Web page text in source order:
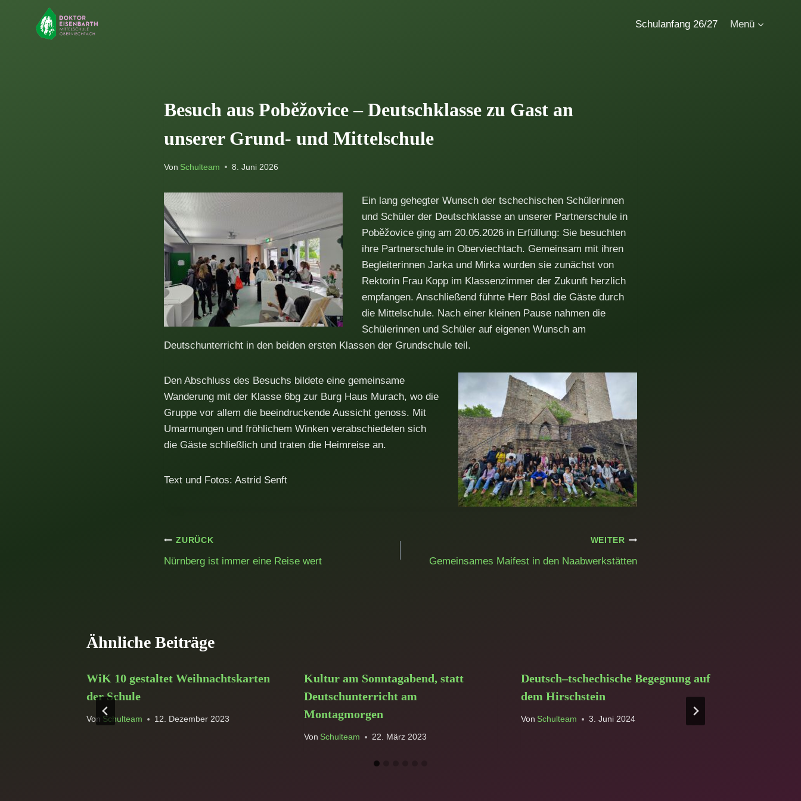
Schulanfang 26/27 Menü
Besuch aus Poběžovice – Deutschklasse zu Gast an
unserer Grund- und Mittelschule
Von Schulteam 8. Juni 2026
Ein lang gehegter Wunsch der tschechischen Schülerinnen
und Schüler der Deutschklasse an unserer Partnerschule in
Poběžovice ging am 20.05.2026 in Erfüllung: Sie besuchten
ihre Partnerschule in Oberviechtach. Gemeinsam mit ihren
Begleiterinnen Jarka und Mirka wurden sie zunächst von
Rektorin Frau Kopp im Klassenzimmer der Zukunft herzlich
empfangen. Anschließend führte Herr Bösl die Gäste durch
die Mittelschule. Nach einer kleinen Pause nahmen die
Schülerinnen und Schüler auf eigenen Wunsch am
Deutschunterricht in den beiden ersten Klassen der Grundschule teil.
Den Abschluss des Besuchs bildete eine gemeinsame
Wanderung mit der Klasse 6bg zur Burg Haus Murach, wo die
Gruppe vor allem die beeindruckende Aussicht genoss. Mit
Umarmungen und fröhlichem Winken verabschiedeten sich
die Gäste schließlich und traten die Heimreise an.
Text und Fotos: Astrid Senft
Beitragsnavigation
ZURÜCK
Nürnberg ist immer eine Reise wert
WEITER
Gemeinsames Maifest in den Naabwerkstätten
Ähnliche Beiträge
WiK 10 gestaltet Weihnachtskarten
der Schule
Von Schulteam 12. Dezember 2023
Kultur am Sonntagabend, statt
Deutschunterricht am
Montagmorgen
Von Schulteam 22. März 2023
Deutsch–tschechische Begegnung auf
dem Hirschstein
Von Schulteam 3. Juni 2024